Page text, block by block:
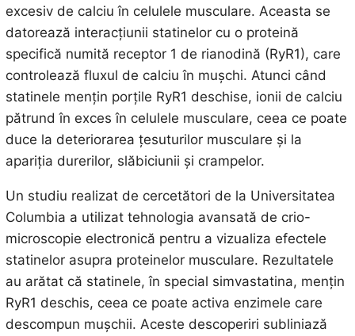
excesiv de calciu în celulele musculare. Aceasta se
datorează interacțiunii statinelor cu o proteină
specifică numită receptor 1 de rianodină (RyR1), care
controlează fluxul de calciu în mușchi. Atunci când
statinele mențin porțile RyR1 deschise, ionii de calciu
pătrund în exces în celulele musculare, ceea ce poate
duce la deteriorarea țesuturilor musculare și la
apariția durerilor, slăbiciunii și crampelor.
Un studiu realizat de cercetători de la Universitatea
Columbia a utilizat tehnologia avansată de crio-
microscopie electronică pentru a vizualiza efectele
statinelor asupra proteinelor musculare. Rezultatele
au arătat că statinele, în special simvastatina, mențin
RyR1 deschis, ceea ce poate activa enzimele care
descompun mușchii. Aceste descoperiri subliniază